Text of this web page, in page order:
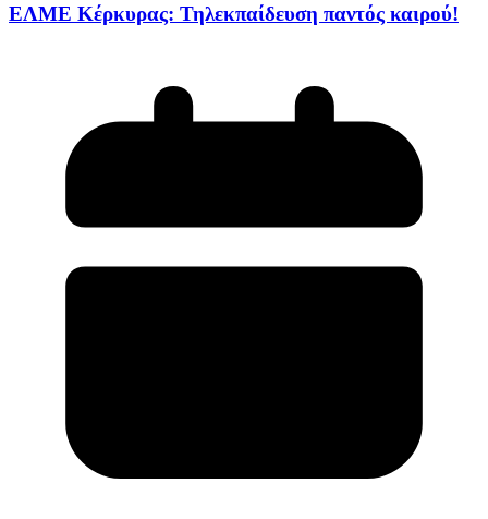
ΕΛΜΕ Κέρκυρας: Τηλεκπαίδευση παντός καιρού!